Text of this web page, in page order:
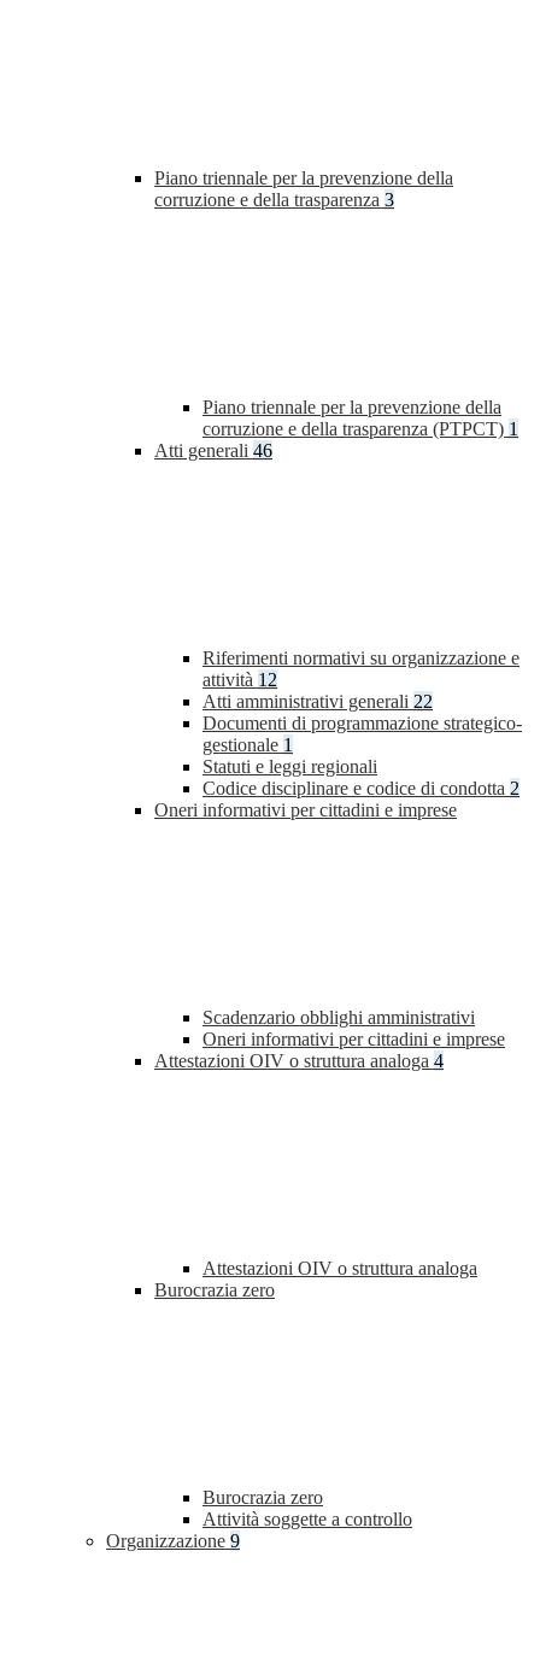
Piano triennale per la prevenzione della
corruzione e della trasparenza 3
Piano triennale per la prevenzione della
corruzione e della trasparenza (PTPCT) 1
Atti generali 46
Riferimenti normativi su organizzazione e
attività 12
Atti amministrativi generali 22
Documenti di programmazione strategico-
gestionale 1
Statuti e leggi regionali
Codice disciplinare e codice di condotta 2
Oneri informativi per cittadini e imprese
Scadenzario obblighi amministrativi
Oneri informativi per cittadini e imprese
Attestazioni OIV o struttura analoga 4
Attestazioni OIV o struttura analoga
Burocrazia zero
Burocrazia zero
Attività soggette a controllo
Organizzazione 9